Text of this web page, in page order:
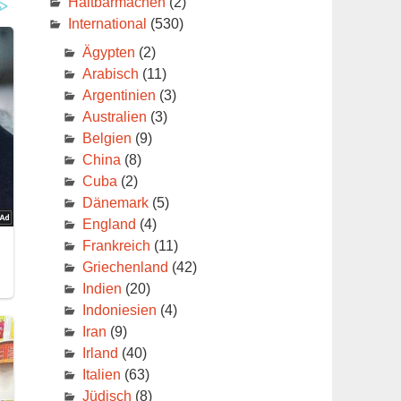
International (530)
Ägypten (2)
Arabisch (11)
Argentinien (3)
Australien (3)
Belgien (9)
China (8)
Cuba (2)
Dänemark(5)
England (4)
Frankreich (11)
Griechenland (42)
Indien (20)
Indoniesien (4)
Iran (9)
Irland (40)
Italien (63)
Jüdisch (8)